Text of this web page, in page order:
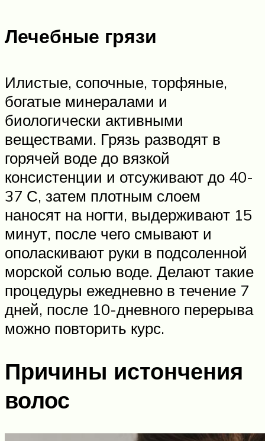
Лечебные грязи
Илистые, сопочные, торфяные,
богатые минералами и
биологически активными
веществами. Грязь разводят в
горячей воде до вязкой
консистенции и отсуживают до 40-
37 С, затем плотным слоем
наносят на ногти, выдерживают 15
минут, после чего смывают и
ополаскивают руки в подсоленной
морской солью воде. Делают такие
процедуры ежедневно в течение 7
дней, после 10-дневного перерыва
можно повторить курс.
Причины истончения
волос